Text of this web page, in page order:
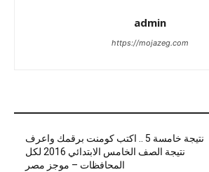
admin
https://mojazeg.com
نتيجة خامسة 5 .. اكتب كومنت برقمك واعرف
نتيجة الصف الخامس الابتدائي 2016 لكل
المحافظات – موجز مصر